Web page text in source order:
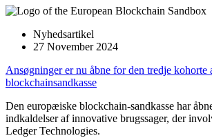
Nyhedsartikel
27 November 2024
Ansøgninger er nu åbne for den tredje kohorte
blockchainsandkasse
Den europæiske blockchain-sandkasse har
indkaldelser af innovative brugssager, der
Ledger Technologies.